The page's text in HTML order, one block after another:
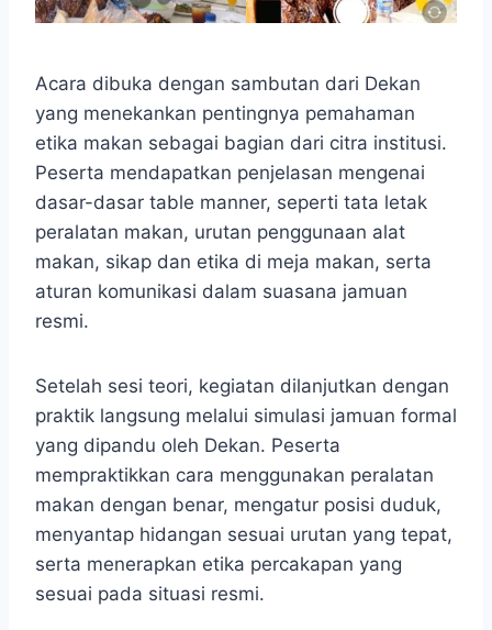
Acara dibuka dengan sambutan dari Dekan
yang menekankan pentingnya pemahaman
etika makan sebagai bagian dari citra institusi.
Peserta mendapatkan penjelasan mengenai
dasar-dasar table manner, seperti tata letak
peralatan makan, urutan penggunaan alat
makan, sikap dan etika di meja makan, serta
aturan komunikasi dalam suasana jamuan
resmi.
Setelah sesi teori, kegiatan dilanjutkan dengan
praktik langsung melalui simulasi jamuan formal
yang dipandu oleh Dekan. Peserta
mempraktikkan cara menggunakan peralatan
makan dengan benar, mengatur posisi duduk,
menyantap hidangan sesuai urutan yang tepat,
serta menerapkan etika percakapan yang
sesuai pada situasi resmi.